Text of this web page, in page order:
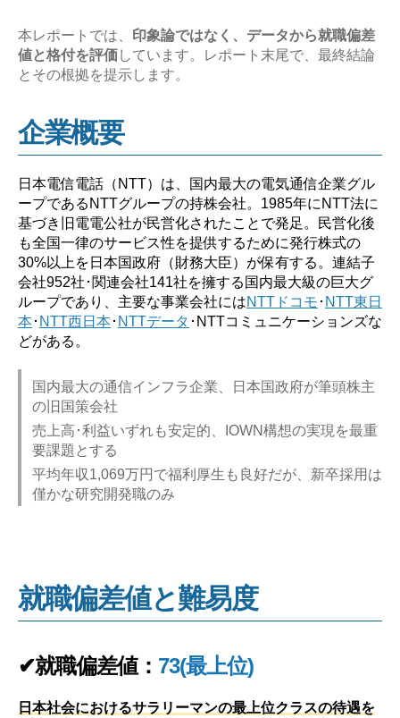
本レポートでは、
印象論ではなく、データから就職偏差
値と格付を評価しています。レポート末尾で、最終結論
とその根拠を提示します。
企業概要
日本電信電話（NTT）は、国内最大の電気通信企業グル
ープであるNTTグループの持株会社。1985年にNTT法に
基づき旧電電公社が民営化されたことで発足。民営化後
も全国一律のサービス性を提供するために発行株式の
30%以上を日本国政府（財務大臣）が保有する。連結子
会社952社･関連会社141社を擁する国内最大級の巨大グ
ループであり、主要な事業会社にはNTTドコモ ･ NTT東日
本 ･ NTT西日本 ･ NTTデータ ･NTTコミュニケーションズな
どがある。
国内最大の通信インフラ企業、日本国政府が筆頭株主
の旧国策会社
売上高･利益いずれも安定的、IOWN構想の実現を最重
要課題とする
平均年収1,069万円で福利厚生も良好だが、新卒採用は
僅かな研究開発職のみ
就職偏差値と難易度
✔就職偏差値： 73(最上位)
日本社会におけるサラリーマンの最上位クラスの待遇を